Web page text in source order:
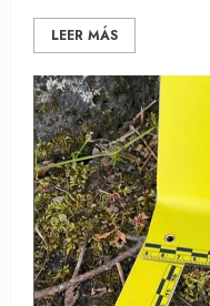
LEER MÁS